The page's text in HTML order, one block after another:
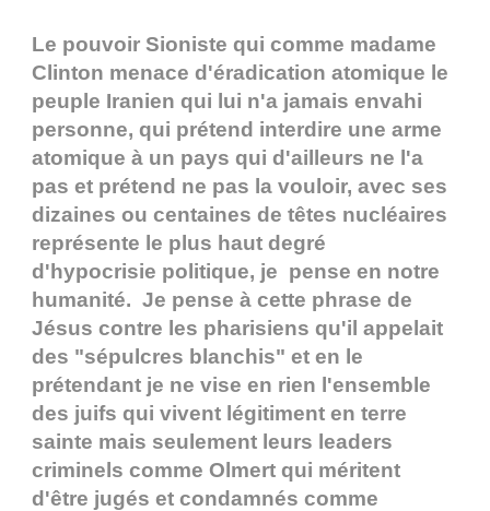
Le pouvoir Sioniste qui comme madame
Clinton menace d'éradication atomique le
peuple Iranien qui lui n'a jamais envahi
personne, qui prétend interdire une arme
atomique à un pays qui d'ailleurs ne l'a
pas et prétend ne pas la vouloir, avec ses
dizaines ou centaines de têtes nucléaires
représente le plus haut degré
d'hypocrisie politique, je pense en notre
humanité. Je pense à cette phrase de
Jésus contre les pharisiens qu'il appelait
des "sépulcres blanchis" et en le
prétendant je ne vise en rien l'ensemble
des juifs qui vivent légitiment en terre
sainte mais seulement leurs leaders
criminels comme Olmert qui méritent
d'être jugés et condamnés comme